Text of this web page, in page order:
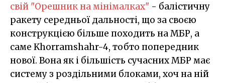
свій "Орешник на мінімалках" - балістичну
ракету середньої дальності, що за своєю
конструкцією більше походить на МБР, а
саме Khorramshahr-4, тобто попередник
нової. Вона як і більшість сучасних МБР має
систему з роздільними блоками, хоч на ній